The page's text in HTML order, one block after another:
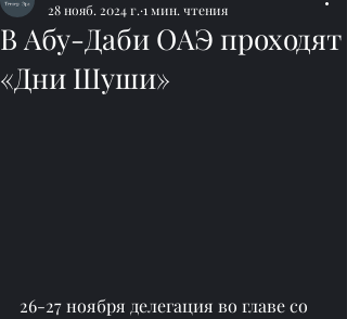
В Абу-Даби ОАЭ проходят
«Дни Шуши»
28 нояб. 2024 г. 1 мин. чтения
26-27 ноября делегация во главе со